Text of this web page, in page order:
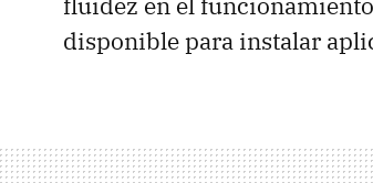
disponible para instalar